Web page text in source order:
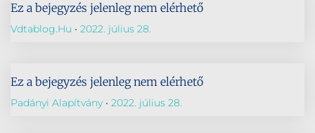
Ez a bejegyzés jelenleg nem elérhető
Vdtablog.hu 2022. július 28.
Ez a bejegyzés jelenleg nem elérhető
Padányi Alapítvány 2022. július 28.